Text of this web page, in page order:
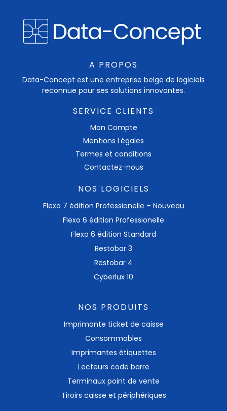
A PROPOS
Data-Concept est une entreprise belge de logiciels
reconnue pour ses solutions innovantes.
SERVICE CLIENTS
Mon Compte
Mentions Légales
Termes et conditions
Contactez-nous
NOS LOGICIELS
Flexo 7 édition Professionelle – Nouveau
Flexo 6 édition Professionelle
Flexo 6 édition Standard
Restobar 3
Restobar 4
Cyberlux 10
NOS PRODUITS
Imprimante ticket​ de caisse
Consommables
Imprimantes étiquettes
Lecteurs code barre
Terminaux point de vente
Tiroirs caisse et périphériques